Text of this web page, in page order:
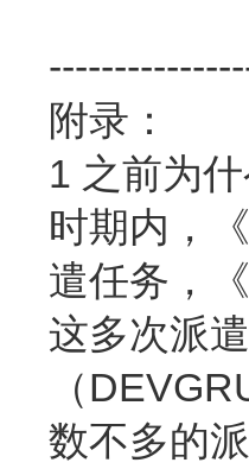
附录：
1 之前为
时期内，
遣任务，
这多次派
（
数不多的